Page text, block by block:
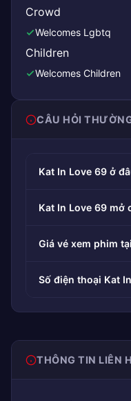
Crowd
Welcomes Lgbtq
Children
Welcomes Children
CÂU HỎI
Kat In Love 69 ở
Kat In Love 69 mở
Giá vé xem phim
Số điện thoại Kat
THÔNG TIN LIÊN